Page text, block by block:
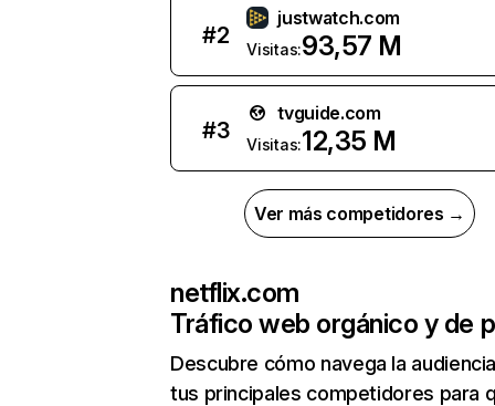
#2
justwatch.com
Visitas:93,57 M
#3
tvguide.com
Visitas:12,35 M
Ver más competidores →
netflix.com
Tráfico web orgánico y de
Descubre cómo navega la
tus principales competidores para